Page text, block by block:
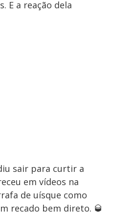
E a reação dela
sair para curtir a
em vídeos na
de uísque como
recado bem direto. 🥃